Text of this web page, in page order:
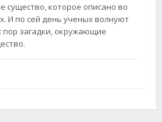
существо, которое описано во
И по сей день ученых волнуют
пор загадки, окружающие